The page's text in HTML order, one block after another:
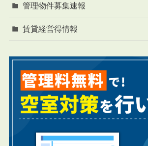
管理物件募集速報
賃貸経営得情報